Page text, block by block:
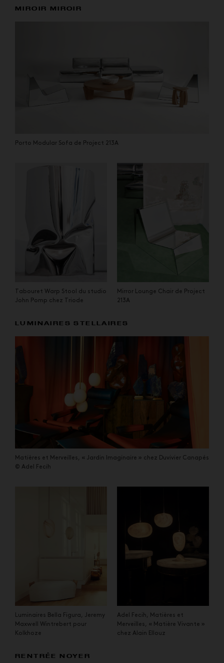
MIROIR MIROIR
Porto Modular Sofa de Project 213A
Tabouret Warp Stool du studio
John Pomp chez Triode
Mirror Lounge Chair de Project
213A
LUMINAIRES STELLAIRES
Matières et Merveilles, « Jardin Imaginaire » chez Duvivier Canapés
© Adel Fecih
Luminaires Bella Figura, Jeremy
Maxwell Wintrebert pour
Kolkhoze
Adel Fecih, Matières et
Merveilles, « Matière Vivante »
chez Alain Ellouz
RENTRÉE NOYER